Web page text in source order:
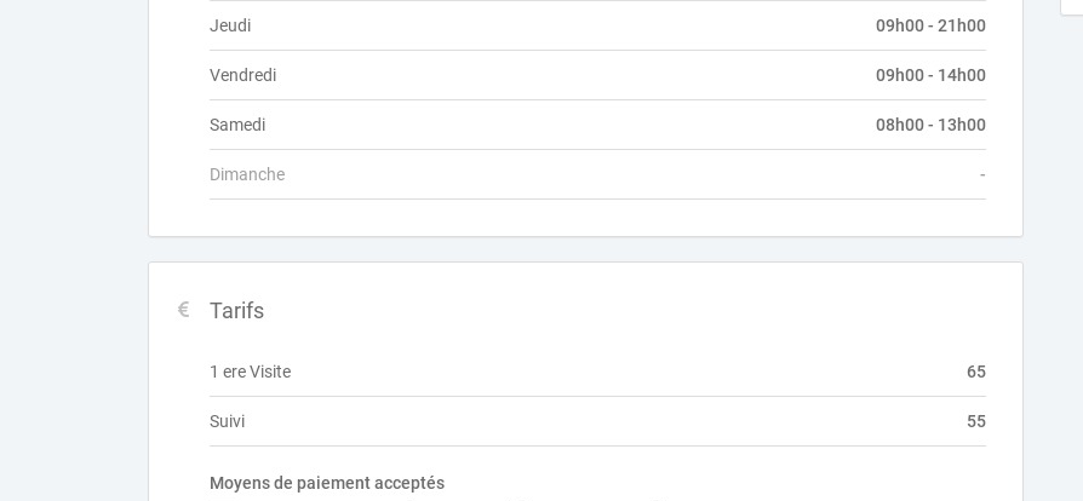
Jeudi 09h00 - 21h00
Vendredi 09h00 - 14h00
Samedi 08h00 - 13h00
Dimanche -
Tarifs
1 ere Visite 65
Suivi 55
Moyens de paiement acceptés